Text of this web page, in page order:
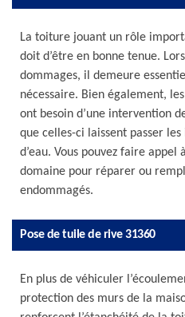
La toiture jouant un rôle
doit d’être en bonne tenue.
dommages, il demeure
nécessaire. Bien également,
ont besoin d’une intervention
que celles-ci laissent passer
d’eau. Vous pouvez faire appel
domaine pour réparer ou
endommagés.
Pose de tuile de rive 31360
En plus de véhiculer
protection des murs de la